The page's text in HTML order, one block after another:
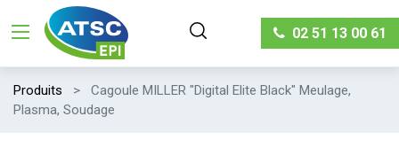
02 51 13 00 61
Produits
Cagoule MILLER "Digital Elite Black" Meulage,
Plasma, Soudage